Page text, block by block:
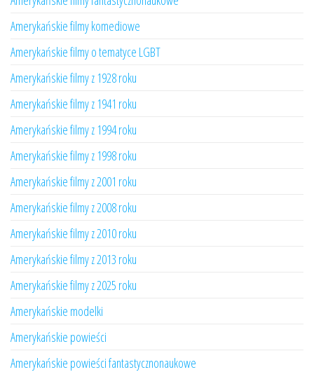
Amerykańskie filmy komediowe
Amerykańskie filmy o tematyce LGBT
Amerykańskie filmy z 1928 roku
Amerykańskie filmy z 1941 roku
Amerykańskie filmy z 1994 roku
Amerykańskie filmy z 1998 roku
Amerykańskie filmy z 2001 roku
Amerykańskie filmy z 2008 roku
Amerykańskie filmy z 2010 roku
Amerykańskie filmy z 2013 roku
Amerykańskie filmy z 2025 roku
Amerykańskie modelki
Amerykańskie powieści
Amerykańskie powieści fantastycznonaukowe